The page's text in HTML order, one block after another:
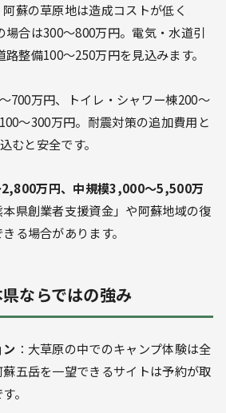
阿蘇の草原地は造成コストが低く
場合は300〜800万円。電気・水道引
整備100〜250万円を見込みます。
700万円、トイレ・シャワー棟200〜
〜300万円。耐震対策の追加費用と
むと安全です。
万円、中規模3,000〜5,500万
県創業者支援資金」や阿蘇地域の復
る場合があります。
ならではの強み
ン ：大草原の中でのキャンプ体験は全
五岳を一望できるサイトは予約が取
。